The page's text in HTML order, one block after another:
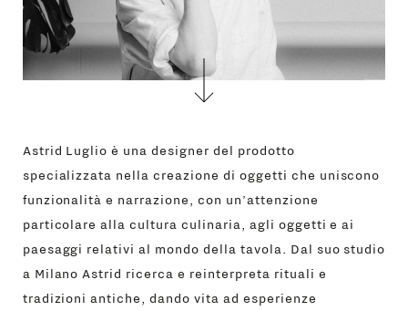
Astrid Luglio è una designer del prodotto
specializzata nella creazione di oggetti che uniscono
funzionalità e narrazione, con un’attenzione
particolare alla cultura culinaria, agli oggetti e ai
paesaggi relativi al mondo della tavola. Dal suo studio
a Milano Astrid ricerca e reinterpreta rituali e
tradizioni antiche, dando vita ad esperienze